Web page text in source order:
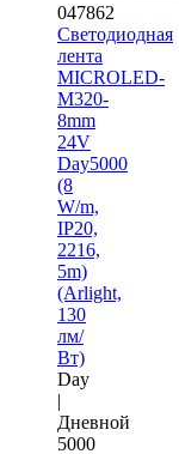
047862
Светодиодная
лента
MICROLED-
M320-
8mm
24V
Day5000
(8
W/m,
IP20,
2216,
5m)
(Arlight,
130
лм/
Вт)
Day
|
Дневной
5000